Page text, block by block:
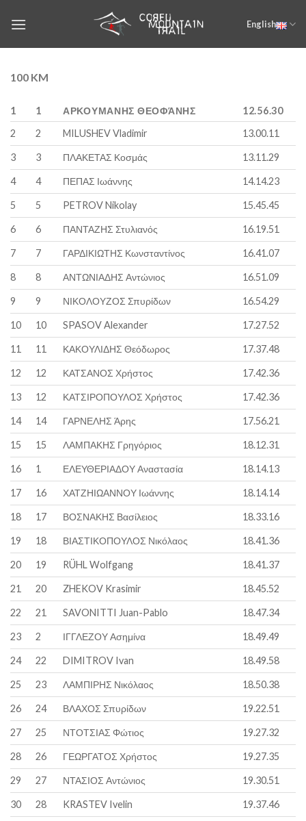
English
100 KM
1 1 ΑΡΚΟΥΜΑΝΗΣ ΘΕΟΦΆΝΗΣ
12.56.30
2
2 MILUSHEV Vladimir 13.00.11
3 3 ΠΛΑΚΕΤΑΣ Κοσμάς 13.11.29
4 4 ΠΕΠΑΣ Ιωάννης 14.14.23
5 5 PETROV Nikolay 15.45.45
6 6 ΠΑΝΤΑΖΗΣ Στυλιανός 16.19.51
7 7 ΓΑΡΔΙΚΙΩΤΗΣ Κωνσταντίνος 16.41.07
8 8 ΑΝΤΩΝΙΑΔΗΣ Αντώνιος 16.51.09
9 9 ΝΙΚΟΛΟΥΖΟΣ Σπυρίδων 16.54.29
10 10 SPASOV Alexander 17.27.52
11 11 ΚΑΚΟΥΛΙΔΗΣ Θεόδωρος 17.37.48
12 12 ΚΑΤΣΑΝΟΣ Χρήστος 17.42.36
13 12 ΚΑΤΣΙΡΟΠΟΥΛΟΣ Χρήστος 17.42.36
14 14 ΓΑΡΝΕΛΗΣ Άρης 17.56.21
15 15 ΛΑΜΠΑΚΗΣ Γρηγόριος 18.12.31
16 1 ΕΛΕΥΘΕΡΙΑΔΟΥ Αναστασία 18.14.13
17 16 ΧΑΤΖΗΙΩΑΝΝΟΥ Ιωάννης 18.14.14
18 17 ΒΟΣΝΑΚΗΣ Βασίλειος 18.33.16
19 18 ΒΙΑΣΤΙΚΟΠΟΥΛΟΣ Νικόλαος 18.41.36
20 19 RÜHL Wolfgang 18.41.37
21 20 ZHEKOV Krasimir 18.45.52
22 21 SAVONITTI Juan-Pablo 18.47.34
23 2 ΙΓΓΛΕΖΟΥ Ασημίνα 18.49.49
24 22 DIMITROV Ivan 18.49.58
25 23 ΛΑΜΠΙΡΗΣ Νικόλαος 18.50.38
26 24 ΒΛΑΧΟΣ Σπυρίδων 19.22.51
27 25 ΝΤΟΤΣΙΑΣ Φώτιος 19.27.32
28 26 ΓΕΩΡΓΑΤΟΣ Χρήστος 19.27.35
29 27 ΝΤΑΣΙΟΣ Αντώνιος 19.30.51
30 28 KRASTEV Ivelin 19.37.46